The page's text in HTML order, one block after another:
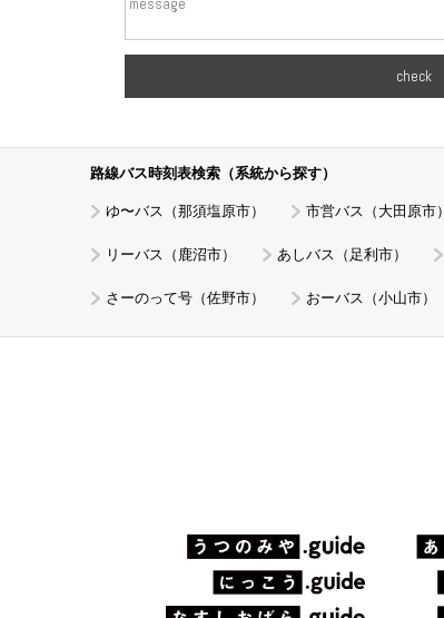
check
路線バス時刻表検索（系統から探す）
ゆ〜バス（那須塩原市） 市営バス（大田原市）
リーバス（鹿沼市） あしバス（足利市）
さーのって号（佐野市） おーバス（小山市）